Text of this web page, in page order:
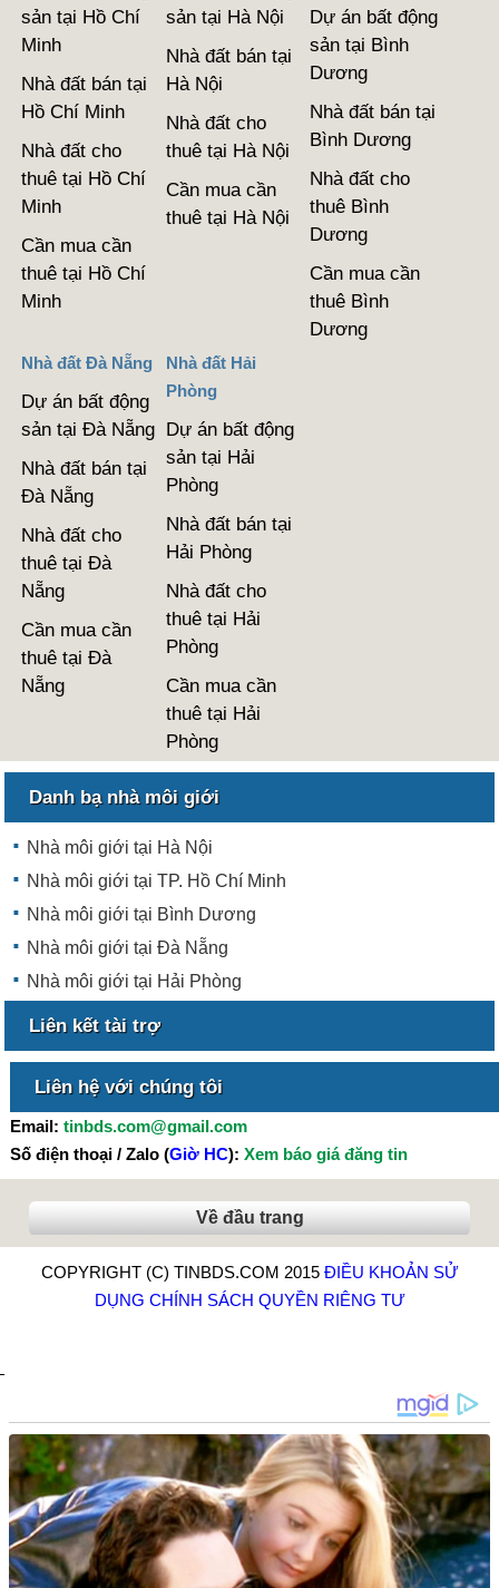
sản tại Hồ Chí
Minh
Nhà đất bán tại
Hồ Chí Minh
Nhà đất cho
thuê tại Hồ Chí
Minh
Cần mua cần
thuê tại Hồ Chí
Minh
sản tại Hà Nội
Nhà đất bán tại
Hà Nội
Nhà đất cho
thuê tại Hà Nội
Cần mua cần
thuê tại Hà Nội
Dự án bất động
sản tại Bình
Dương
Nhà đất bán tại
Bình Dương
Nhà đất cho
thuê Bình
Dương
Cần mua cần
thuê Bình
Dương
Nhà đất Đà Nẵng
Dự án bất động
sản tại Đà Nẵng
Nhà đất bán tại
Đà Nẵng
Nhà đất cho
thuê tại Đà
Nẵng
Cần mua cần
thuê tại Đà
Nẵng
Nhà đất Hải
Phòng
Dự án bất động
sản tại Hải
Phòng
Nhà đất bán tại
Hải Phòng
Nhà đất cho
thuê tại Hải
Phòng
Cần mua cần
thuê tại Hải
Phòng
Danh bạ nhà môi giới
Nhà môi giới tại Hà Nội
Nhà môi giới tại TP. Hồ Chí Minh
Nhà môi giới tại Bình Dương
Nhà môi giới tại Đà Nẵng
Nhà môi giới tại Hải Phòng
Liên kết tài trợ
Liên hệ với chúng tôi
Email: tinbds.com@gmail.com
Số điện thoại / Zalo (Giờ HC): Xem báo giá đăng tin
Về đầu trang
COPYRIGHT (C) TINBDS.COM 2015 ĐIỀU KHOẢN SỬ
DỤNG CHÍNH SÁCH QUYỀN RIÊNG TƯ